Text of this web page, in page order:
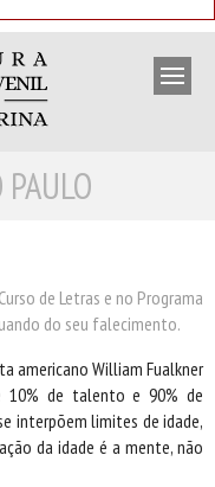
de Letras e no Programa
do seu falecimento.
americano William Fualkner
10% de talento e 90% de
interpõem limites de idade,
da idade é a mente, não